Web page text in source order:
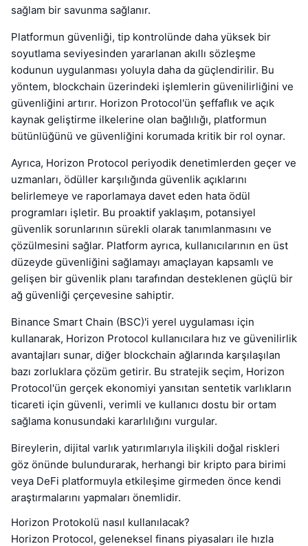
sağlam bir savunma sağlanır.
Platformun güvenliği, tip kontrolünde daha yüksek bir
soyutlama seviyesinden yararlanan akıllı sözleşme
kodunun uygulanması yoluyla daha da güçlendirilir. Bu
yöntem, blockchain üzerindeki işlemlerin güvenilirliğini ve
güvenliğini artırır. Horizon Protocol'ün şeffaflık ve açık
kaynak geliştirme ilkelerine olan bağlılığı, platformun
bütünlüğünü ve güvenliğini korumada kritik bir rol oynar.
Ayrıca, Horizon Protocol periyodik denetimlerden geçer ve
uzmanları, ödüller karşılığında güvenlik açıklarını
belirlemeye ve raporlamaya davet eden hata ödül
programları işletir. Bu proaktif yaklaşım, potansiyel
güvenlik sorunlarının sürekli olarak tanımlanmasını ve
çözülmesini sağlar. Platform ayrıca, kullanıcılarının en üst
düzeyde güvenliğini sağlamayı amaçlayan kapsamlı ve
gelişen bir güvenlik planı tarafından desteklenen güçlü bir
ağ güvenliği çerçevesine sahiptir.
Binance Smart Chain (BSC)'i yerel uygulaması için
kullanarak, Horizon Protocol kullanıcılara hız ve güvenilirlik
avantajları sunar, diğer blockchain ağlarında karşılaşılan
bazı zorluklara çözüm getirir. Bu stratejik seçim, Horizon
Protocol'ün gerçek ekonomiyi yansıtan sentetik varlıkların
ticareti için güvenli, verimli ve kullanıcı dostu bir ortam
sağlama konusundaki kararlılığını vurgular.
Bireylerin, dijital varlık yatırımlarıyla ilişkili doğal riskleri
göz önünde bulundurarak, herhangi bir kripto para birimi
veya DeFi platformuyla etkileşime girmeden önce kendi
araştırmalarını yapmaları önemlidir.
Horizon Protokolü nasıl kullanılacak?
Horizon Protocol, geleneksel finans piyasaları ile hızla